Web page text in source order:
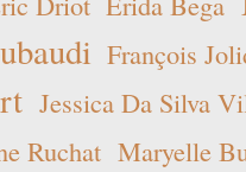
François
Jessica Da Silva
Ruchat Maryelle